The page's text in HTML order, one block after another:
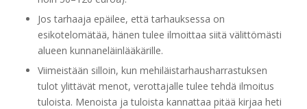
Jos tarhaaja epäilee, että tarhauksessa on
esikotelomätää, hänen tulee ilmoittaa siitä välittömästi
alueen kunnaneläinlääkärille.
Viimeistään silloin, kun mehiläistarhausharrastuksen
tulot ylittävät menot, verottajalle tulee tehdä ilmoitus
tuloista. Menoista ja tuloista kannattaa pitää kirjaa heti